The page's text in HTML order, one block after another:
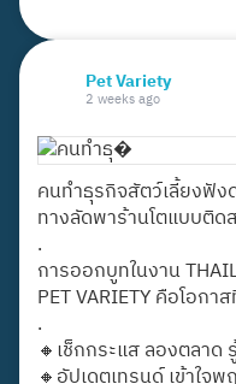
Pet Variety
2 weeks ago
คนทำธุรกิจสัตว์เลี้ยงฟัง
ทางลัดพาร้านโตแบบติด
.
การออกบูทในงาน
PET VARIETY คือโอก
.
🔸เช็กกระแส ลองตลาด
🔸อัปเดตเทรนด์ เข้าใจ